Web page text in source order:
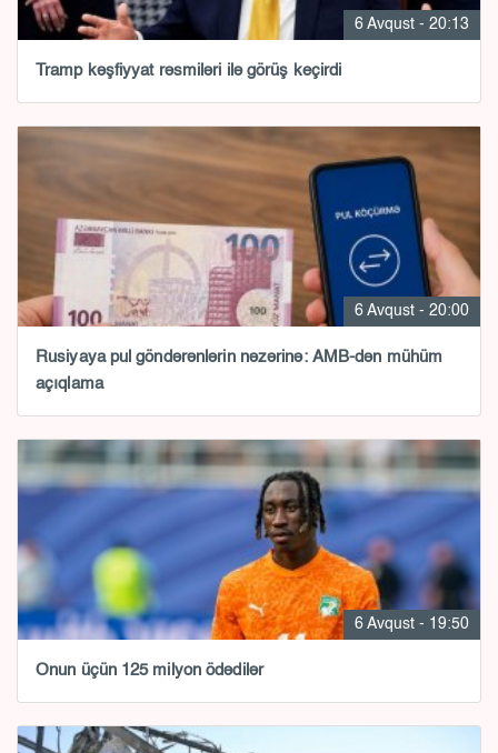
6 Avqust - 20:13
Tramp kəşfiyyat rəsmiləri ilə görüş keçirdi
6 Avqust - 20:00
Rusiyaya pul göndərənlərin nəzərinə: AMB-dən mühüm
açıqlama
6 Avqust - 19:50
Onun üçün 125 milyon ödədilər